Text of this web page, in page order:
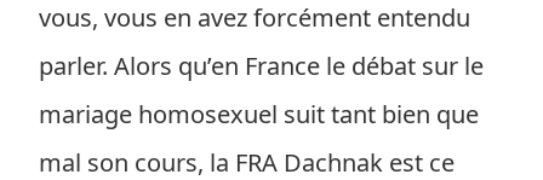
vous, vous en avez forcément entendu
parler. Alors qu’en France le débat sur le
mariage homosexuel suit tant bien que
mal son cours, la FRA Dachnak est ce